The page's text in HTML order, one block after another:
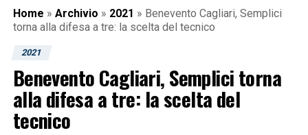
Home » Archivio » 2021 » Benevento Cagliari, Semplici
torna alla difesa a tre: la scelta del tecnico
2021
Benevento Cagliari, Semplici torna
alla difesa a tre: la scelta del
tecnico